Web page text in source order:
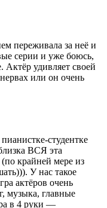
переживала за неё и
серии и уже боюсь,
Актёр удивляет своей
или он очень
студентке
ВСЯ эта
крайней мере из
У нас такое
актёров очень
музыка, главные
в 4 руки —